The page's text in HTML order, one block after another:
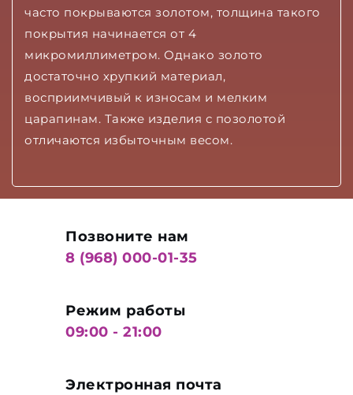
часто покрываются золотом, толщина такого
покрытия начинается от 4
микромиллиметром. Однако золото
достаточно хрупкий материал,
восприимчивый к износам и мелким
царапинам. Также изделия с позолотой
отличаются избыточным весом.
Позвоните нам
8 (968) 000-01-35
Режим работы
09:00 - 21:00
Электронная почта